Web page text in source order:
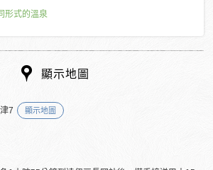
形式的溫泉
顯示地圖
7 顯示地圖